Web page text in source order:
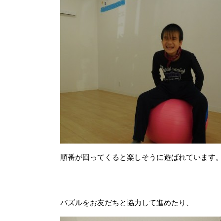
順番が回ってくると楽しそうに遊ばれています
パズルをお友だちと協力して進めたり、